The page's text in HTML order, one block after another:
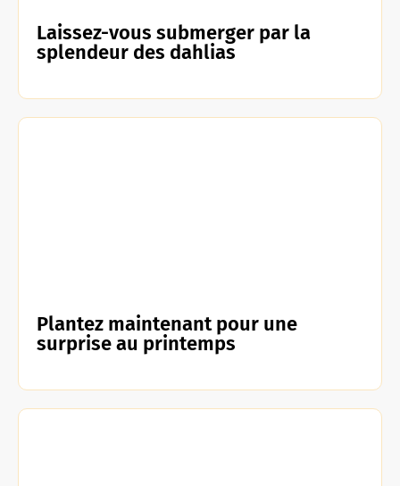
Laissez-vous submerger par la
splendeur des dahlias
Plantez maintenant pour une
surprise au printemps